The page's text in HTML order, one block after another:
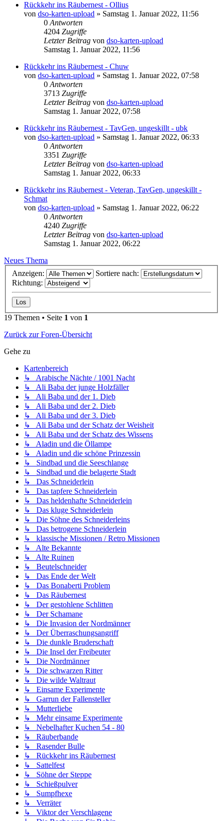
Rückkehr ins Räubernest - Ollius
von dso-karten-upload » Samstag 1. Januar 2022, 11:56
0Antworten
4204 Zugriffe
Letzter Beitrag von dso-karten-upload
Samstag 1. Januar 2022, 11:56
Rückkehr ins Räubernest - Chuw
von dso-karten-upload » Samstag 1. Januar 2022, 07:58
0Antworten
3713 Zugriffe
Letzter Beitrag von dso-karten-upload
Samstag 1. Januar 2022, 07:58
Rückkehr ins Räubernest - TavGen, ungeskillt - ubk
von dso-karten-upload » Samstag 1. Januar 2022, 06:33
0Antworten
3351 Zugriffe
Letzter Beitrag von dso-karten-upload
Samstag 1. Januar 2022, 06:33
Rückkehr ins Räubernest - Veteran, TavGen, ungeskillt -
Schmat
von dso-karten-upload » Samstag 1. Januar 2022, 06:22
0Antworten
4240 Zugriffe
Letzter Beitrag von dso-karten-upload
Samstag 1. Januar 2022, 06:22
Neues Thema
Anzeigen:
Sortiere nach:
Richtung:
19 Themen • Seite 1 von 1
Zurück zur Foren-Übersicht
Gehe zu
Kartenbereich
↳ Arabische Nächte / 1001 Nacht
↳ Ali Baba der junge Holzfäller
↳ Ali Baba und der 1. Dieb
↳ Ali Baba und der 2. Dieb
↳ Ali Baba und der 3. Dieb
↳ Ali Baba und der Schatz der Weisheit
↳ Ali Baba und der Schatz des Wissens
↳ Aladin und die Öllampe
↳ Aladin und die schöne Prinzessin
↳ Sindbad und die Seeschlange
↳ Sindbad und die belagerte Stadt
↳ Das Schneiderlein
↳ Das tapfere Schneiderlein
↳ Das heldenhafte Schneiderlein
↳ Das kluge Schneiderlein
↳ Die Söhne des Schneiderleins
↳ Das betrogene Schneiderlein
↳ klassische Missionen / Retro Missionen
↳ Alte Bekannte
↳ Alte Ruinen
↳ Beutelschneider
↳ Das Ende der Welt
↳ Das Bonaberti Problem
↳ Das Räubernest
↳ Der gestohlene Schlitten
↳ Der Schamane
↳ Die Invasion der Nordmänner
↳ Der Überraschungsangriff
↳ Die dunkle Bruderschaft
↳ Die Insel der Freibeuter
↳ Die Nordmänner
↳ Die schwarzen Ritter
↳ Die wilde Waltraut
↳ Einsame Experimente
↳ Garrun der Fallensteller
↳ Mutterliebe
↳ Mehr einsame Experimente
↳ Nebelhafter Kuchen 54 - 80
↳ Räuberbande
↳ Rasender Bulle
↳ Rückkehr ins Räubernest
↳ Sattelfest
↳ Söhne der Steppe
↳ Schießpulver
↳ Sumpfhexe
↳ Verräter
↳ Viktor der Verschlagene